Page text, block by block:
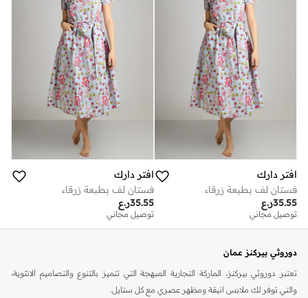
افتر دارك
فستان لف بطبعة زرقاء
ر.ع35.55
توصيل مجاني
افتر دارك
فستان لف بطبعة زرقاء
ر.ع35.55
توصيل مجاني
دوروثي بيركنز عمان
تعتبر دوروثي بيركنز، الماركة التجارية المبهجة التي تتميز بالتنوع والتصاميم الانثوية،
والتي توفر لك ملابس انيقة ومظهر عصري مع كل ستايل.